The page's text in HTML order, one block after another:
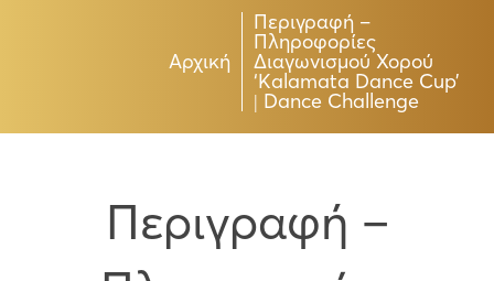
Αρχική
Περιγραφή –
Πληροφορίες
Διαγωνισμού Χορού
‘Kalamata Dance Cup’
| Dance Challenge
Περιγραφή –